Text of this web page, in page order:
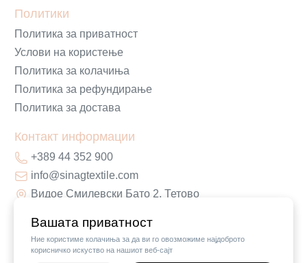
Вашата приватност
Ние користиме колачиња за да ви го овозможиме најдоброто
корисничко искуство на нашиот веб-сајт
Политики
Политика за приватност
Услови на користење
Политика за колачиња
Политика за рефундирање
Политика за достава
Контакт информации
+389 44 352 900
info@sinagtextile.com
Видое Смилевски Бато 2, Тетово